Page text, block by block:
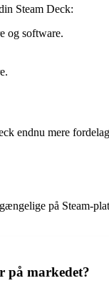
Steam Deck:
og software.
endnu mere
på Steam-
på markedet?